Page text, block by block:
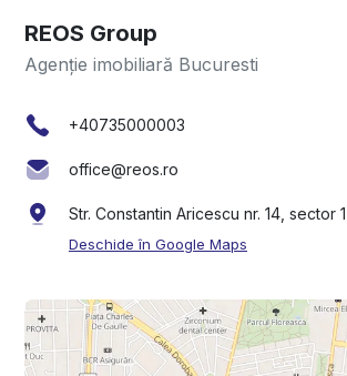
REOS Group
Agenție imobiliară Bucuresti
+40735000003
office@reos.ro
Str. Constantin Aricescu nr. 14, sector 1
Deschide în Google Maps